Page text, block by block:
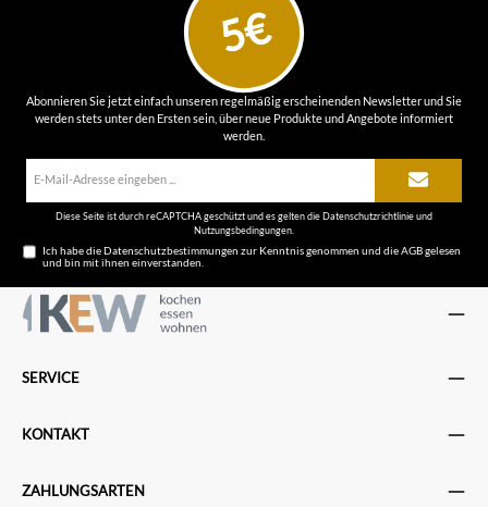
5€
Abonnieren Sie jetzt einfach unseren regelmäßig erscheinenden Newsletter und Sie
werden stets unter den Ersten sein, über neue Produkte und Angebote informiert
werden.
Diese Seite ist durch reCAPTCHA geschützt und es gelten die Datenschutzrichtlinieund
Nutzungsbedingungen.
Ich habe dieDatenschutzbestimmungen zur Kenntnis genommen und dieAGBgelesen
und bin mit ihnen einverstanden.
SERVICE
KONTAKT
ZAHLUNGSARTEN